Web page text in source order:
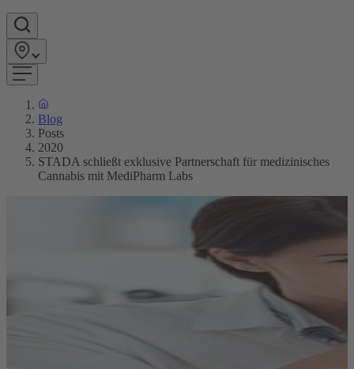
Blog
Posts
2020
STADA schließt exklusive Partnerschaft für medizinisches
Cannabis mit MediPharm Labs